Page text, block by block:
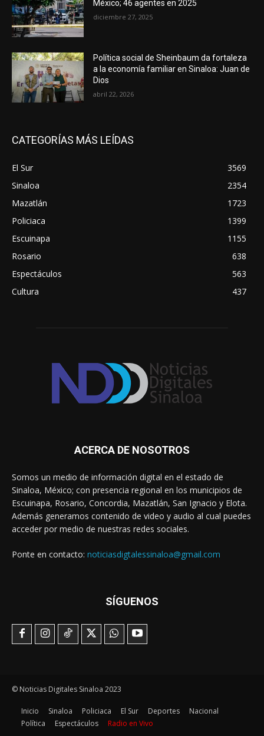
México; 46 agentes en 2025
diciembre 27, 2025
Política social de Sheinbaum da fortaleza
a la economía familiar en Sinaloa: Juan de
Dios
abril 22, 2026
CATEGORÍAS MÁS LEÍDAS
El Sur
3569
Sinaloa
2354
Mazatlán
1723
Policiaca
1399
Escuinapa
1155
Rosario
638
Espectáculos
563
Cultura
437
ACERCA DE NOSOTROS
Somos un medio de información digital en el estado de
Sinaloa, México; con presencia regional en los municipios de
Escuinapa, Rosario, Concordia, Mazatlán, San Ignacio y Elota.
Además generamos contenido de video y audio al cual puedes
acceder por medio de nuestras redes sociales.
Ponte en contacto: noticiasdigtalessinaloa@gmail.com
SÍGUENOS
© Noticias Digitales Sinaloa 2023
Inicio Sinaloa Policiaca El Sur Deportes
Nacional
Política
Espectáculos Radio en Vivo